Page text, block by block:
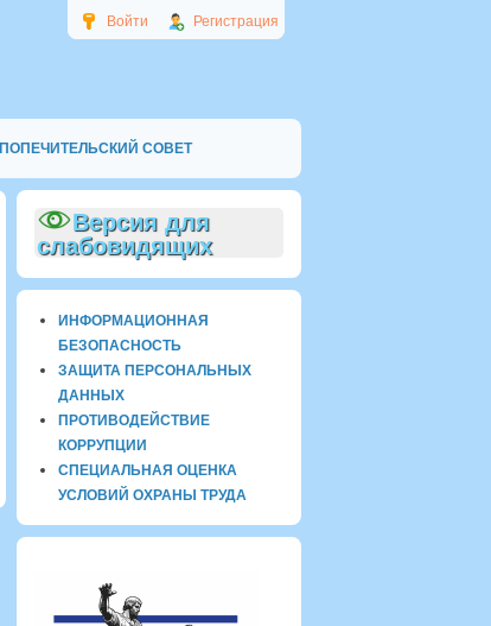
Войти Регистрация
ПОПЕЧИТЕЛЬСКИЙ СОВЕТ
Версия для
слабовидящих
ИНФОРМАЦИОННАЯ
БЕЗОПАСНОСТЬ
ЗАЩИТА ПЕРСОНАЛЬНЫХ
ДАННЫХ
ПРОТИВОДЕЙСТВИЕ
КОРРУПЦИИ
СПЕЦИАЛЬНАЯ ОЦЕНКА
УСЛОВИЙ ОХРАНЫ ТРУДА